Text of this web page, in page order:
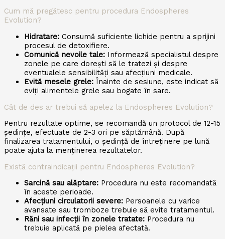
Cum mă pregătesc pentru procedura Endospheres
Evolution?
Hidratare: Consumă suficiente lichide pentru a sprijini
procesul de detoxifiere.
Comunică nevoile tale: Informează specialistul despre
zonele pe care dorești să le tratezi și despre
eventualele sensibilități sau afecțiuni medicale.
Evită mesele grele: Înainte de sesiune, este indicat să
eviți alimentele grele sau bogate în sare.
Cât de des ar trebui să apelez la Endospheres Evolution?
Pentru rezultate optime, se recomandă un protocol de 12-15
ședințe, efectuate de 2-3 ori pe săptămână. După
finalizarea tratamentului, o ședință de întreținere pe lună
poate ajuta la menținerea rezultatelor.
Există contraindicații pentru Endospheres Evolution?
Sarcină sau alăptare: Procedura nu este recomandată
în aceste perioade.
Afecțiuni circulatorii severe: Persoanele cu varice
avansate sau tromboze trebuie să evite tratamentul.
Răni sau infecții în zonele tratate: Procedura nu
trebuie aplicată pe pielea afectată.